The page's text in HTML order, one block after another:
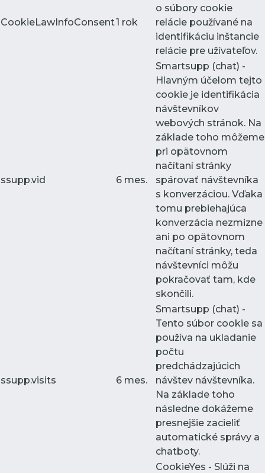
CookieLawInfoConsent1 rok
o súbory cookie
relácie používané na
identifikáciu inštancie
relácie pre užívateľov.
ssupp.vid 6 mes.
Smartsupp (chat) -
Hlavným účelom tejto
cookie je identifikácia
návštevníkov
webových stránok. Na
základe toho môžeme
pri opätovnom
načítaní stránky
spárovať návštevníka
s konverzáciou. Vďaka
tomu prebiehajúca
konverzácia nezmizne
ani po opätovnom
načítaní stránky, teda
návštevníci môžu
pokračovať tam, kde
skončili.
ssupp.visits 6 mes.
Smartsupp (chat) -
Tento súbor cookie sa
používa na ukladanie
počtu
predchádzajúcich
návštev návštevníka.
Na základe toho
následne dokážeme
presnejšie zacieliť
automatické správy a
chatboty.
CookieYes - Slúži na